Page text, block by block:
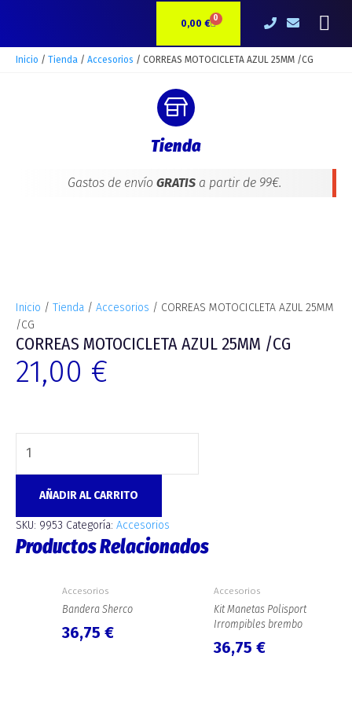
0,00 € 0CARRITO
Inicio / Tienda / Accesorios / CORREAS MOTOCICLETA AZUL 25MM /CG
Tienda
Gastos de envío GRATISa partir de 99€.
Inicio / Tienda / Accesorios / CORREAS MOTOCICLETA AZUL 25MM
/CG
CORREAS MOTOCICLETA AZUL 25MM /CG
21,00 €
25MM
AÑADIR AL CARRITO
SKU: 9953 Categoría: Accesorios
Productos Relacionados
Accesorios
Bandera Sherco
36,75 €
Accesorios
Kit Manetas Polisport
Irrompibles brembo
36,75 €